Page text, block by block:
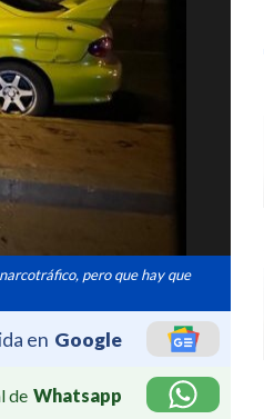
pero que hay que
en Google
de Whatsapp